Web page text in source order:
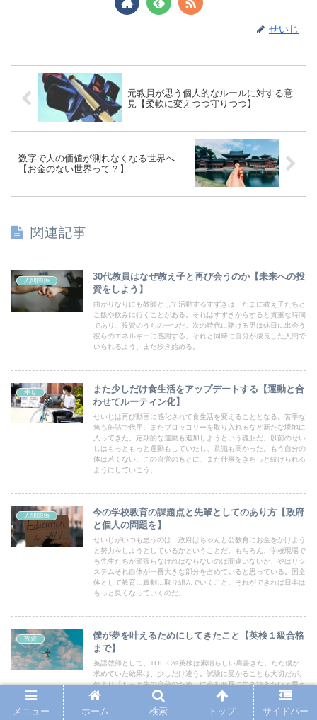
せいじ
元教員が思う個人的なルールに対する意
見【柔軟に変えつつ守りつつ】
数字で人の価値が測れなくなる世界へ
【お金のない世界って？】
関連記事
人間関係
30代教員はなぜ教え子と再び会うのか【未来への投
資をしよう】
曲がりなりにも教師として活動するすずきは、たまに教え子たちと
ご飯や飲みに行くことがある。それはすずきからすると貴重な時間
であり、投資のうちの一つだ。次の時代に賭ける男は休日に出会う
彼らのエネルギーに感謝する。それと同時に自分が成長した人間で
いられるよう、また歩き始める。
幸せ
また少しだけ食生活をアップデートする【運動と合
わせてルーティン化】
せいじは再び動画に感化されて食生活を変えることとなる。苦手な
魚も缶詰で代用。またブロッコリーを取り入れるなど新たな境地に
入ってきた。定期的な運動も追加しようという魂胆だ。以前のせい
じはもっともっと運動もしていたし、意識も高かった。もう自分の
体は若くない。この自覚のもとに、また仕事をきちっと続けられる
ようにしていこう。
人間関係
今の学校教育の課題点と先輩としてのあり方【政府
と個人の問題を】
せいじがいつも思うのは、政府はちゃんと公教育にお金をかけよう
と努力をしようとしているかということだ。もちろん、学校現場で
も先生たちが頑張らなければならないのは間違いないが、やはりシ
ステムそれ自体が一番大きな部分を占めていると思っている。国全
体として教育に真剣に取り組んでいくこと。それができれば日本は
もっと良くなっていくのだ。
投資
僕が夢を叶えるためにしてきたこと【英検１級合格
まで】
英語教師として、TOEICや英検は素晴らしい肩書きだ。ただ僕が
求めていた結果は、少しだけ違う。試験に受かることも大切だが、
何より「もっと先の自分のため」に今を必死に生き抜きたいと思え
たのだ。その上での結果なのであれば、来年の自分はきっとできる
はずだ。努力は裏切らない。夢を１つずつ大切に叶えていこう。
メニュー ホーム 検索 トップ サイドバー